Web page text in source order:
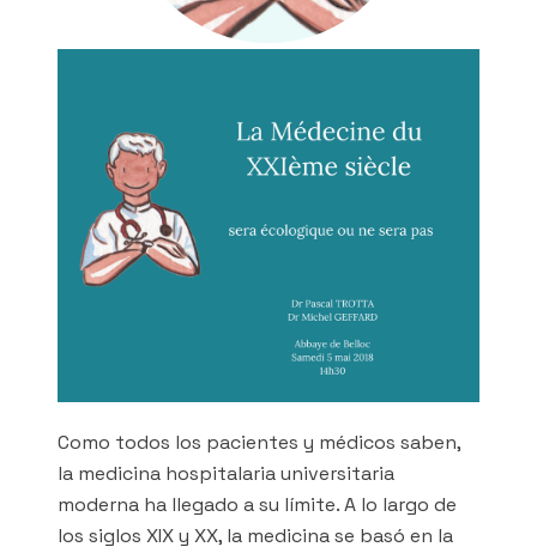
Como todos los pacientes y médicos saben,
la medicina hospitalaria universitaria
moderna ha llegado a su límite. A lo largo de
los siglos XIX y XX, la medicina se basó en la